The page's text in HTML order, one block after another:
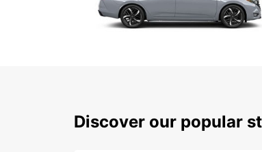
Discover our popular